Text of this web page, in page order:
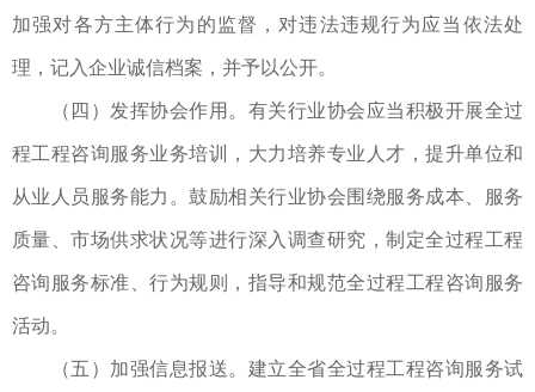
加强对各方主体行为的监督，对违法违规行为应当依法处
理，记入企业诚信档案，并予以公开。
（四）发挥协会作用。有关行业协会应当积极开展全过
程工程咨询服务业务培训，大力培养专业人才，提升单位和
从业人员服务能力。鼓励相关行业协会围绕服务成本、服务
质量、市场供求状况等进行深入调查研究，制定全过程工程
咨询服务标准、行为规则，指导和规范全过程工程咨询服务
活动。
（五）加强信息报送。建立全省全过程工程咨询服务试